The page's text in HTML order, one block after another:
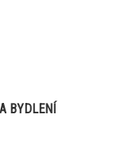
BYDLENÍ